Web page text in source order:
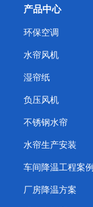
产品中心
环保空调
水帘风机
湿帘纸
负压风机
不锈钢水帘
水帘生产安装
车间降温工程案例
厂房降温方案